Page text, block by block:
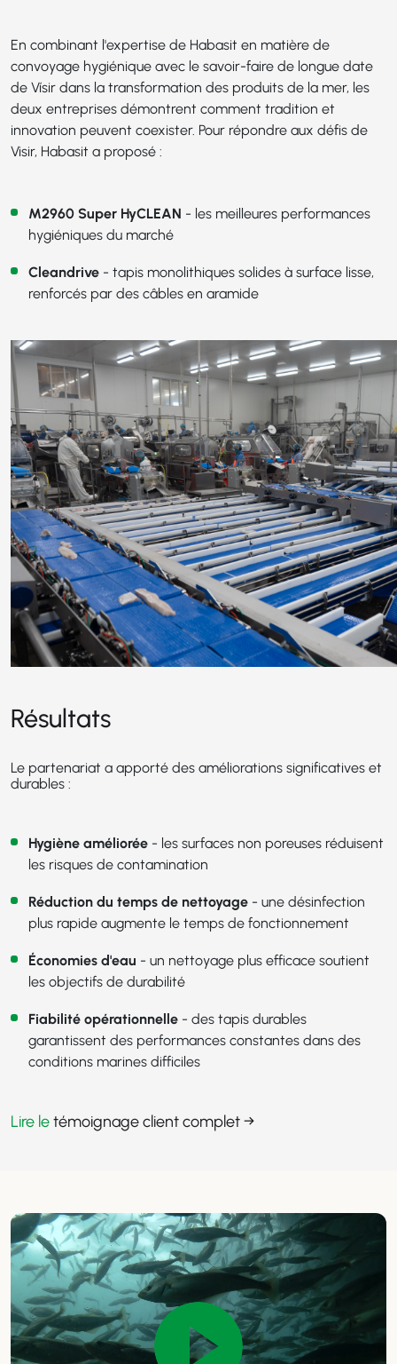
En combinant l'expertise de Habasit en matière de
convoyage hygiénique avec le savoir-faire de longue date
de Vísir dans la transformation des produits de la mer, les
deux entreprises démontrent comment tradition et
innovation peuvent coexister. Pour répondre aux défis de
Visir, Habasit a proposé :
M2960 Super HyCLEAN - les meilleures performances
hygiéniques du marché
Cleandrive - tapis monolithiques solides à surface lisse,
renforcés par des câbles en aramide
Résultats
Le partenariat a apporté des améliorations significatives et
durables :
Hygiène améliorée - les surfaces non poreuses réduisent
les risques de contamination
Réduction du temps de nettoyage - une désinfection
plus rapide augmente le temps de fonctionnement
Économies d'eau - un nettoyage plus efficace soutient
les objectifs de durabilité
Fiabilité opérationnelle - des tapis durables
garantissent des performances constantes dans des
conditions marines difficiles
Lire letémoignage client complet →